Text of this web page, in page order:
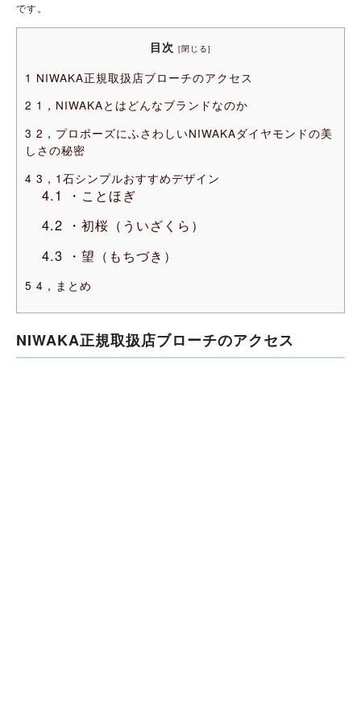
です。
目次 [閉じる]
1 NIWAKA正規取扱店ブローチのアクセス
2 1，NIWAKAとはどんなブランドなのか
3 2，プロポーズにふさわしいNIWAKAダイヤモンドの美
しさの秘密
4 3，1石シンプルおすすめデザイン
4.1
・ことほぎ
4.2 ・初桜（ういざくら）
4.3 ・望（もちづき）
5 4，まとめ
NIWAKA正規取扱店ブローチのアクセス